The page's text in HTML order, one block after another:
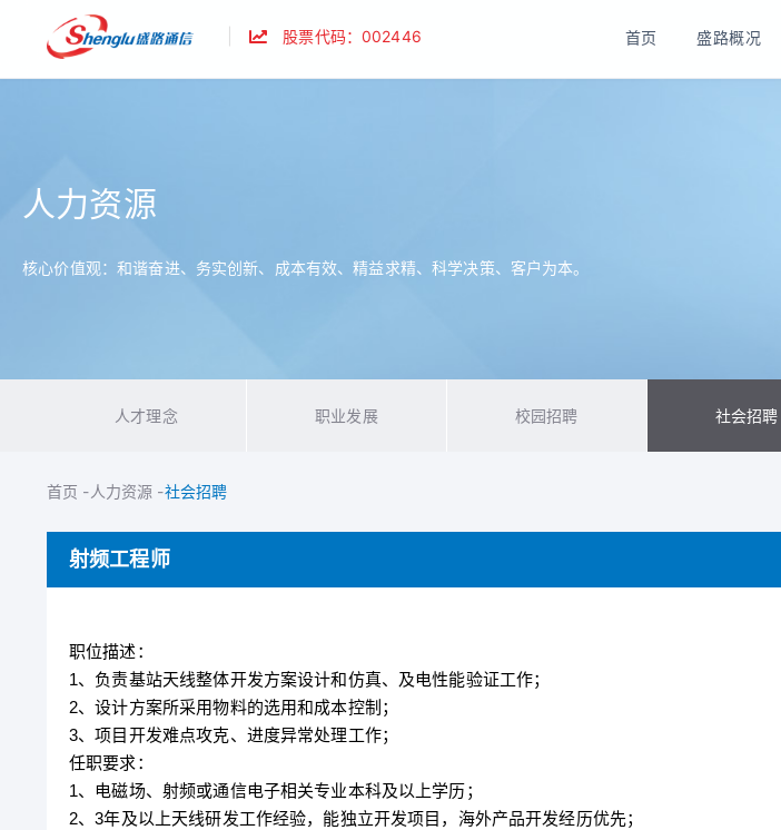
股票代码：002446 首页 盛路概况
人力资源
核心价值观：和谐奋进、务实创新、成本有效、精益求精、科学决策、客户为本。
人才理念 职业发展 校园招聘 社会招聘
首页 - 人力资源 -社会招聘
射频工程师
职位描述：
1、负责基站天线整体开发方案设计和仿真、及电性能验证工作；
2、设计方案所采用物料的选用和成本控制；
3、项目开发难点攻克、进度异常处理工作；
任职要求：
1、电磁场、射频或通信电子相关专业本科及以上学历；
2、3年及以上天线研发工作经验，能独立开发项目，海外产品开发经历优先；